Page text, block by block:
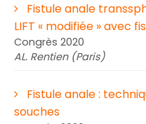
Fistule anale
LIFT « modifiée » avec
Congrès 2020
AL. Rentien (Paris)
Fistule anale :
souches